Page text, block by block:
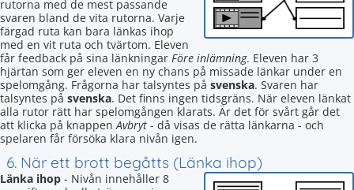
rutorna med de mest passande
svaren bland de vita rutorna. Varje
färgad ruta kan bara länkas ihop
med en vit ruta och tvärtom. Eleven
får feedback på sina länkningar Före inlämning. Eleven har 3
hjärtan som ger eleven en ny chans på missade länkar under en
spelomgång. Frågorna har talsyntes på svenska. Svaren har
talsyntes på svenska. Det finns ingen tidsgräns. När eleven länkat
alla rutor rätt har spelomgången klarats. Är det för svårt går det
att klicka på knappenAvbryt - då visas de rätta länkarna - och
spelaren får försöka klara nivån igen.
6. När ett brott begåtts (Länka ihop)
Länka ihop - Nivån innehåller 8